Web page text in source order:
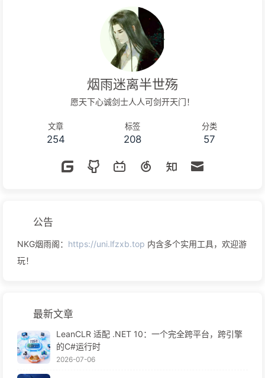
烟雨迷离半世殇
愿天下心诚剑士人人可剑开天门！
文章
254
标签
208
分类
57
公告
NKG烟雨阁： https://uni.lfzxb.top 内含多个实用工具，欢迎游
玩！
最新文章
LeanCLR 适配 .NET 10：一个完全跨平台，跨引擎
的C#运行时
2026-07-06